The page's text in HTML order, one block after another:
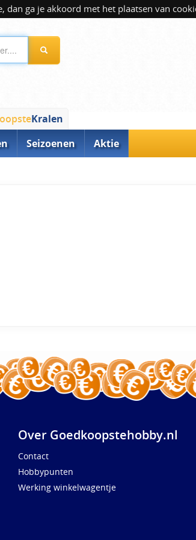
dan ga je akkoord met het plaatsen van
Kralen
Seizoenen Aktie
Over Goedkoopstehobby.nl
Contact
Hobbypunten
Werking winkelwagentje